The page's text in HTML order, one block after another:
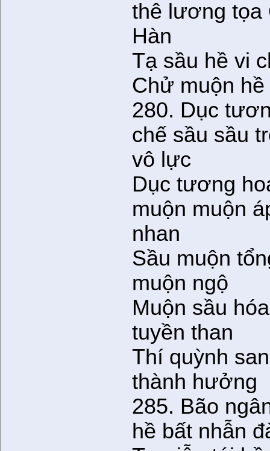
thê lương tọa
Hàn
Tạ sầu hề vi
Chử muộn hề
280. Dục
chế sầu sầu
vô lực
Dục tương
muộn muộn
nhan
Sầu muộn
muộn ngộ
Muộn sầu
tuyền than
Thí quỳnh
thành hưởng
285. Bão
hề bất nhẫn